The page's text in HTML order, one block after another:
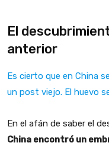
El
anterior
Es cierto que en China
un post viejo. El huevo
En el afán de saber el
China encontró un